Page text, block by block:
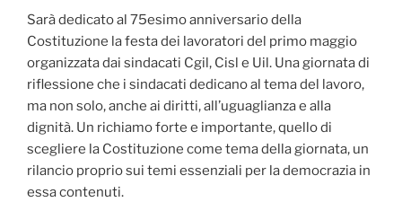
Sarà dedicato al 75esimo anniversario della
Costituzione la festa dei lavoratori del primo maggio
organizzata dai sindacati Cgil, Cisl e Uil. Una giornata di
riflessione che i sindacati dedicano al tema del lavoro,
ma non solo, anche ai diritti, all’uguaglianza e alla
dignità. Un richiamo forte e importante, quello di
scegliere la Costituzione come tema della giornata, un
rilancio proprio sui temi essenziali per la democrazia in
essa contenuti.